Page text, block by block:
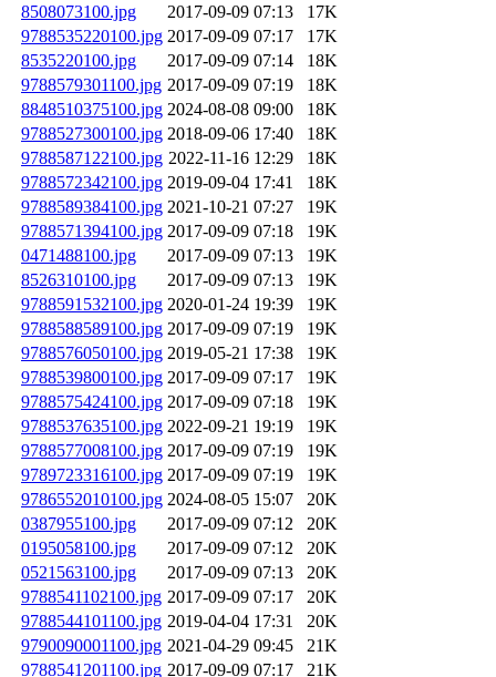
8508073100.jpg
2017-09-09 07:13
17K
9788535220100.jpg 2017-09-09 07:17
17K
8535220100.jpg
2017-09-09 07:14
18K
9788579301100.jpg 2017-09-09 07:19
18K
8848510375100.jpg 2024-08-08 09:00
18K
9788527300100.jpg 2018-09-06 17:40
18K
9788587122100.jpg 2022-11-16 12:29
18K
9788572342100.jpg 2019-09-04 17:41
18K
9788589384100.jpg 2021-10-21 07:27
19K
9788571394100.jpg 2017-09-09 07:18
19K
0471488100.jpg
2017-09-09 07:13
19K
8526310100.jpg
2017-09-09 07:13
19K
9788591532100.jpg 2020-01-24 19:39
19K
9788588589100.jpg 2017-09-09 07:19
19K
9788576050100.jpg 2019-05-21 17:38
19K
9788539800100.jpg 2017-09-09 07:17
19K
9788575424100.jpg 2017-09-09 07:18
19K
9788537635100.jpg 2022-09-21 19:19
19K
9788577008100.jpg 2017-09-09 07:19
19K
9789723316100.jpg 2017-09-09 07:19
19K
9786552010100.jpg 2024-08-05 15:07
20K
0387955100.jpg
2017-09-09 07:12
20K
0195058100.jpg
2017-09-09 07:12
20K
0521563100.jpg
2017-09-09 07:13
20K
9788541102100.jpg 2017-09-09 07:17
20K
9788544101100.jpg 2019-04-04 17:31
20K
9790090001100.jpg 2021-04-29 09:45
21K
9788541201100.jpg 2017-09-09 07:17 21K